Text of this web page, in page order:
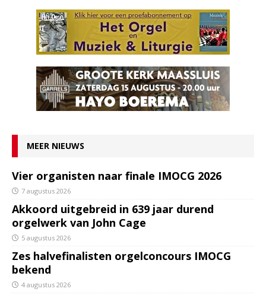
MEER NIEUWS
Vier organisten naar finale IMOCG 2026
7 augustus 2026
Akkoord uitgebreid in 639 jaar durend
orgelwerk van John Cage
5 augustus 2026
Zes halvefinalisten orgelconcours IMOCG
bekend
4 augustus 2026